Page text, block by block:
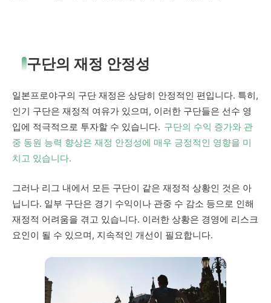
구단의 재정 안정성
일본프로야구의 구단 재정은 상당히 안정적인 편입니다. 특히,
인기 구단은 재정적 여유가 있으며, 이러한 구단들은 선수 영
입에 적극적으로 투자할 수 있습니다. 구단의 수익 증가와 관
중 동원 능력 향상은 재정 안정성에 매우 긍정적인 영향을 미
치고 있습니다.
그러나 리그 내에서 모든 구단이 같은 재정적 상황인 것은 아
닙니다. 일부 구단은 경기 수익이나 관중 수 감소 등으로 인해
재정적 어려움을 겪고 있습니다. 이러한 상황은 경영에 리스크
요인이 될 수 있으며, 지속적인 개선이 필요합니다.